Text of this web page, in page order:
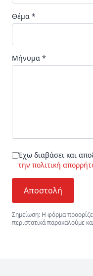
Θέμα *
Μήνυμα *
Έχω διαβάσει και
την πολιτική
Αποστολή
Σημείωση: Η φόρμα
περιστατικά παρακαλούμε